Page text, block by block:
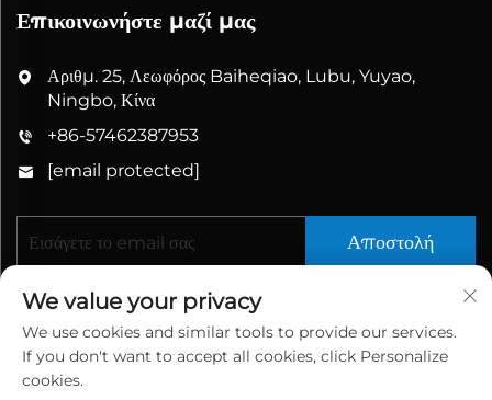
Επικοινωνήστε μαζί μας
Αριθμ. 25, Λεωφόρος Baiheqiao, Lubu, Yuyao,
Ningbo, Κίνα
+86-57462387953
[email protected]
Αποστολή
We value your privacy
We use cookies and similar tools to provide our services.
If you don't want to accept all cookies, click Personalize
cookies.